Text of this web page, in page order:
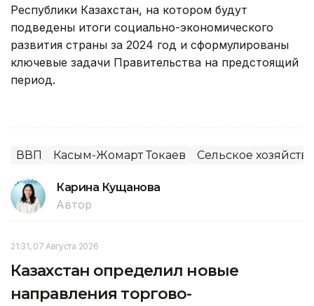
Республики Казахстан, на котором будут
подведены итоги социально-экономического
развития страны за 2024 год и сформулированы
ключевые задачи Правительства на предстоящий
период.
ВВП Касым-Жомарт Токаев Сельское хозяйство
Карина Кущанова
Автор
21:31, 07 Августа 2026
Казахстан определил новые
направления торгово-